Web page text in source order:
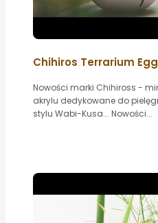
Chihiros Terrarium Egg
Nowości marki Chihiross -
akrylu dedykowane do
stylu Wabi-Kusa... Nowości...